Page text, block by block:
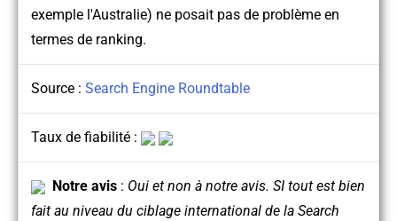
exemple l'Australie) ne posait pas de problème en
termes de ranking.
Source : Search Engine Roundtable
Taux de fiabilité :
Notre avis: Oui et non à notre avis. SI tout est bien
fait au niveau du ciblage international de la Search